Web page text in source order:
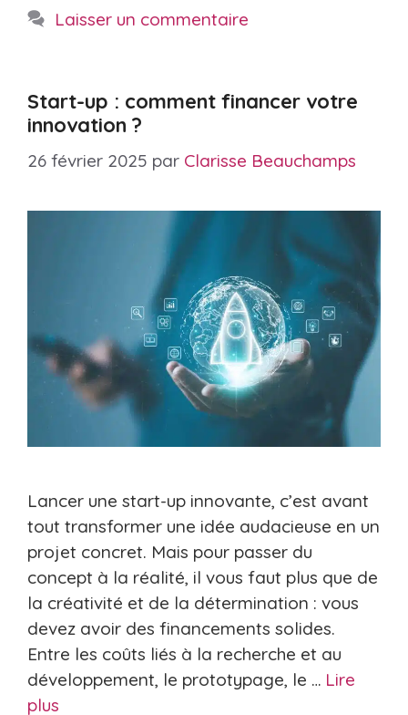
Laisser un commentaire
Start-up : comment financer votre
innovation ?
26 février 2025 par Clarisse Beauchamps
Lancer une start-up innovante, c’est avant
tout transformer une idée audacieuse en un
projet concret. Mais pour passer du
concept à la réalité, il vous faut plus que de
la créativité et de la détermination : vous
devez avoir des financements solides.
Entre les coûts liés à la recherche et au
développement, le prototypage, le … Lire
plus